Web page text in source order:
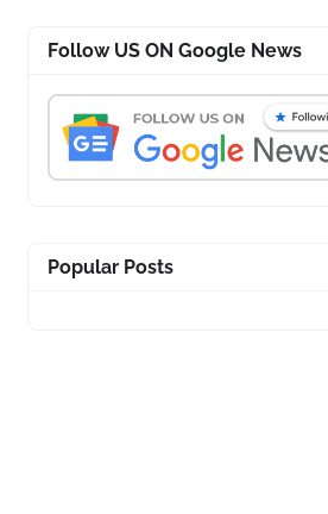
Follow US ON Google News
Popular Posts